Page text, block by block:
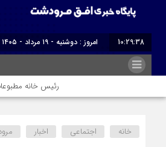
10:29:39 برابر با : Monday - 10 August - 2026
رئیس خانه مطبوعات
خانه اجتماعی اخبار